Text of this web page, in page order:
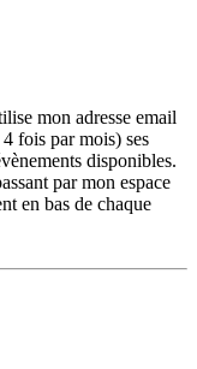
mon adresse email
fois par mois) ses
disponibles.
par mon espace
en bas de chaque